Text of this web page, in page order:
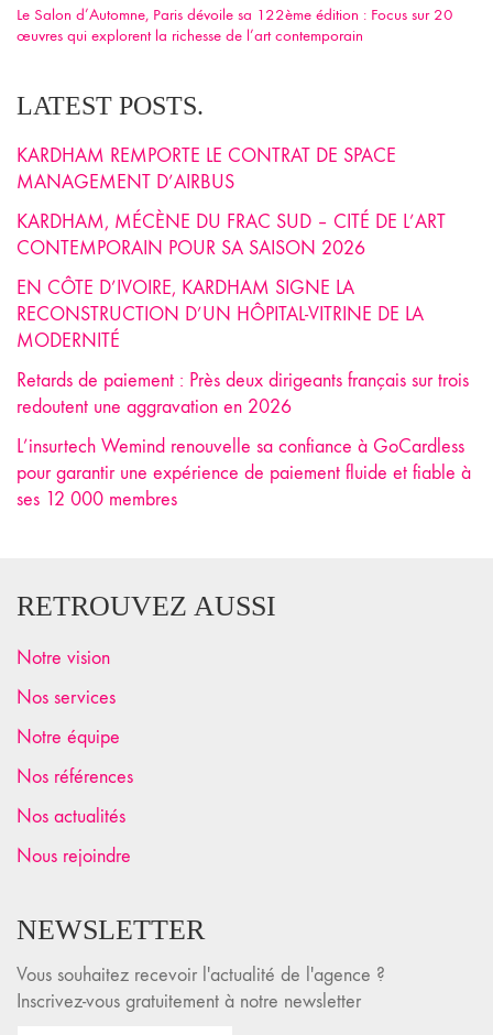
Le Salon d’Automne, Paris dévoile sa 122ème édition : Focus sur 20
œuvres qui explorent la richesse de l’art contemporain
LATEST POSTS.
KARDHAM REMPORTE LE CONTRAT DE SPACE
MANAGEMENT D’AIRBUS
KARDHAM, MÉCÈNE DU FRAC SUD – CITÉ DE L’ART
CONTEMPORAIN POUR SA SAISON 2026
EN CÔTE D’IVOIRE, KARDHAM SIGNE LA
RECONSTRUCTION D’UN HÔPITAL-VITRINE DE LA
MODERNITÉ
Retards de paiement : Près deux dirigeants français sur trois
redoutent une aggravation en 2026
L’insurtech Wemind renouvelle sa confiance à GoCardless
pour garantir une expérience de paiement fluide et fiable à
ses 12 000 membres
RETROUVEZ AUSSI
Notre vision
Nos services
Notre équipe
Nos références
Nos actualités
Nous rejoindre
NEWSLETTER
Vous souhaitez recevoir l'actualité de l'agence ?
Inscrivez-vous gratuitement à notre newsletter